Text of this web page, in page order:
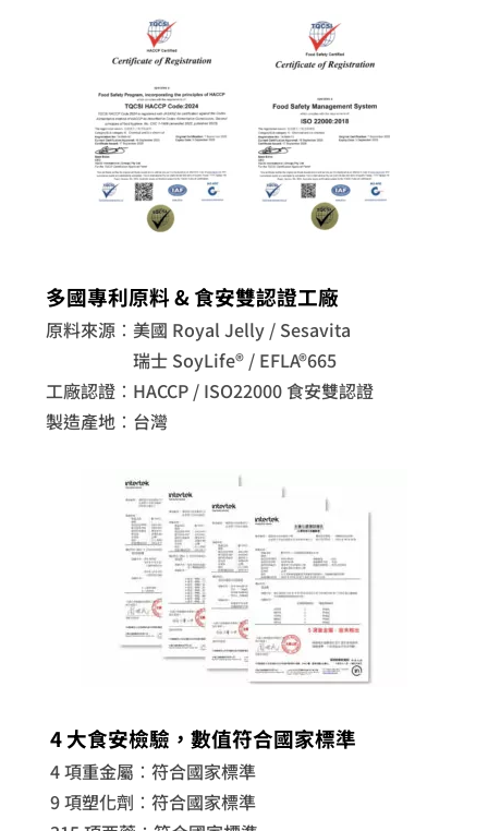
多國專利原料 & 食安雙認證工廠
原料來源：美國 Royal Jelly / Sesavita
瑞士 SoyLife® / EFLA®665
工廠認證：HACCP / ISO22000 食安雙認證
製造產地：台灣
4 大食安檢驗，數值符合國家標準
4 項重金屬：符合國家標準
9 項塑化劑：符合國家標準